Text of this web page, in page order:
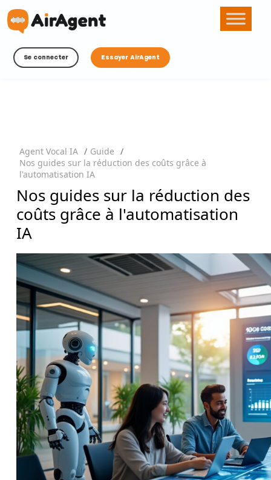
Se connecter Essayer AirAgent
Agent Vocal IA / Guide /
Nos guides sur la réduction des coûts grâce à
l'automatisation IA
Nos guides sur la réduction des
coûts grâce à l'automatisation
IA